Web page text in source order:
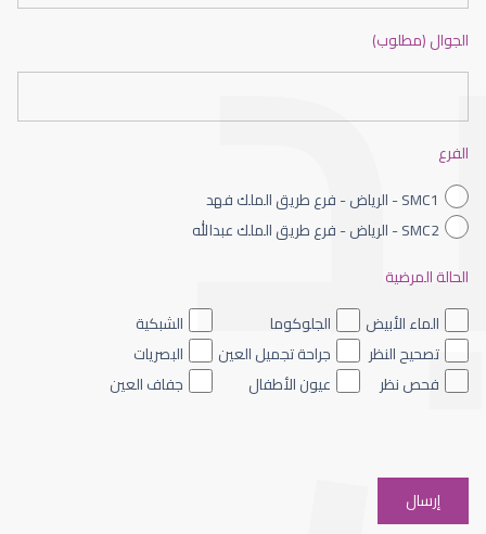
ضعف نظر الاطفال
ضعف نظر العين اليسرى
الجوال (مطلوب)
الفرع
SMC1 - الرياض - فرع طريق الملك فهد
SMC2 - الرياض - فرع طريق الملك عبدالله
الحالة المرضية
الماء الأبيض
الجلوكوما
الشبكية
تصحيح النظر
جراحة تجميل العين
البصريات
فحص نظر
عيون الأطفال جفاف العين